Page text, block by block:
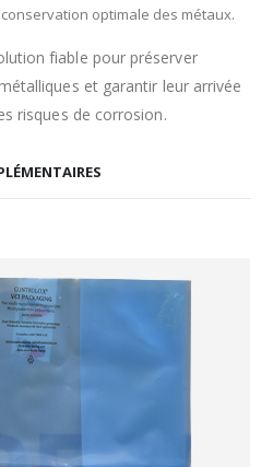
optimale des métaux.
fiable pour préserver
et garantir leur arrivée
risques de corrosion.